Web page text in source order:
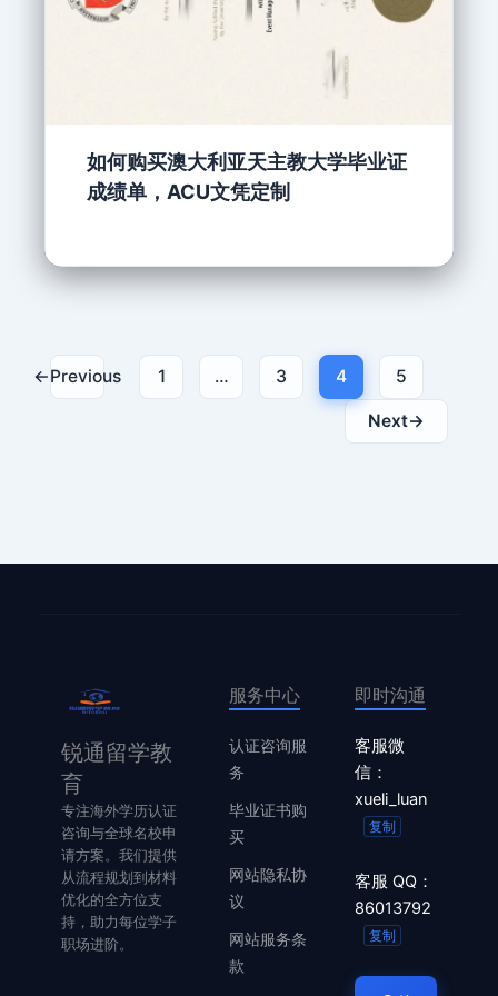
如何购买澳大利亚天主教大学毕业证
成绩单，ACU文凭定制
←Previous 1 … 3 4 5
Next→
锐通留学教
育
专注海外学历认证
咨询与全球名校申
请方案。我们提供
从流程规划到材料
优化的全方位支
持，助力每位学子
职场进阶。
服务中心
认证咨询服
务
毕业证书购
买
网站隐私协
议
网站服务条
款
即时沟通
客服微
信：
xueli_luan
复制
客服 QQ：
86013792
复制